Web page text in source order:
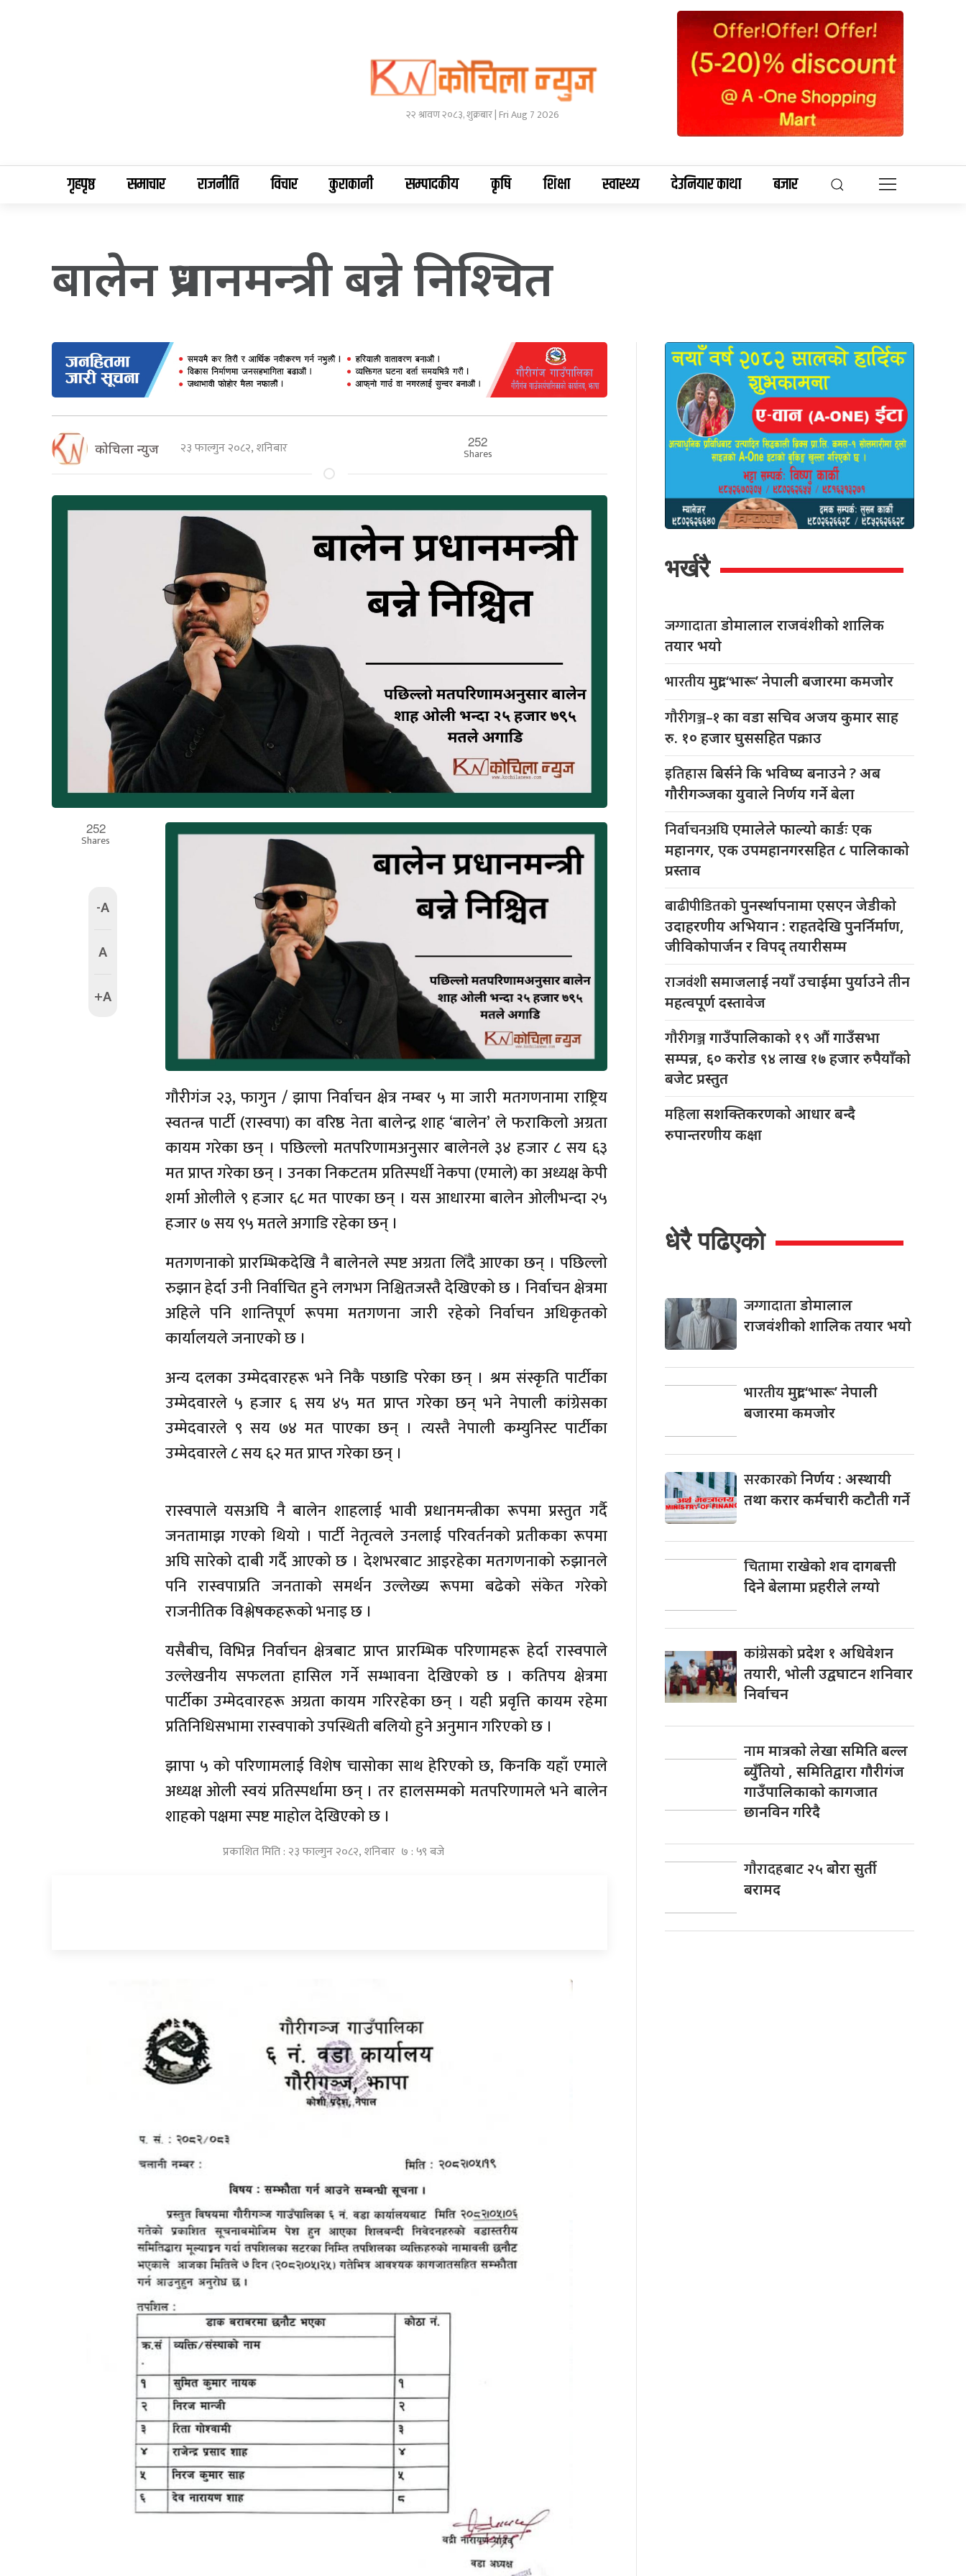
२२ श्रावण २०८३, शुक्रबार | Fri Aug 7 2026
गृहपृष्ठ समाचार राजनीति विचार कुराकानी सम्पादकीय कृषि शिक्षा स्वास्थ्य देउनियार काथा बजार
बालेन प्रधानमन्त्री बन्ने निश्चित
कोचिला न्युज २३ फाल्गुन २०८२, शनिबार 252
Shares
252
Shares
-A
A
+A
गौरीगंज २३, फागुन / झापा निर्वाचन क्षेत्र नम्बर ५ मा जारी मतगणनामा राष्ट्रिय
स्वतन्त्र पार्टी (रास्वपा) का वरिष्ठ नेता बालेन्द्र शाह ‘बालेन’ ले फराकिलो अग्रता
कायम गरेका छन् । पछिल्लो मतपरिणामअनुसार बालेनले ३४ हजार ८ सय ६३
मत प्राप्त गरेका छन् । उनका निकटतम प्रतिस्पर्धी नेकपा (एमाले) का अध्यक्ष केपी
शर्मा ओलीले ९ हजार ६८ मत पाएका छन् । यस आधारमा बालेन ओलीभन्दा २५
हजार ७ सय ९५ मतले अगाडि रहेका छन् ।
मतगणनाको प्रारम्भिकदेखि नै बालेनले स्पष्ट अग्रता लिँदै आएका छन् । पछिल्लो
रुझान हेर्दा उनी निर्वाचित हुने लगभग निश्चितजस्तै देखिएको छ । निर्वाचन क्षेत्रमा
अहिले पनि शान्तिपूर्ण रूपमा मतगणना जारी रहेको निर्वाचन अधिकृतको
कार्यालयले जनाएको छ ।
अन्य दलका उम्मेदवारहरू भने निकै पछाडि परेका छन् । श्रम संस्कृति पार्टीका
उम्मेदवारले ५ हजार ६ सय ४५ मत प्राप्त गरेका छन् भने नेपाली कांग्रेसका
उम्मेदवारले ९ सय ७४ मत पाएका छन् । त्यस्तै नेपाली कम्युनिस्ट पार्टीका
उम्मेदवारले ८ सय ६२ मत प्राप्त गरेका छन् ।
रास्वपाले यसअघि नै बालेन शाहलाई भावी प्रधानमन्त्रीका रूपमा प्रस्तुत गर्दै
जनतामाझ गएको थियो । पार्टी नेतृत्वले उनलाई परिवर्तनको प्रतीकका रूपमा
अघि सारेको दाबी गर्दै आएको छ । देशभरबाट आइरहेका मतगणनाको रुझानले
पनि रास्वपाप्रति जनताको समर्थन उल्लेख्य रूपमा बढेको संकेत गरेको
राजनीतिक विश्लेषकहरूको भनाइ छ ।
यसैबीच, विभिन्न निर्वाचन क्षेत्रबाट प्राप्त प्रारम्भिक परिणामहरू हेर्दा रास्वपाले
उल्लेखनीय सफलता हासिल गर्ने सम्भावना देखिएको छ । कतिपय क्षेत्रमा
पार्टीका उम्मेदवारहरू अग्रता कायम गरिरहेका छन् । यही प्रवृत्ति कायम रहेमा
प्रतिनिधिसभामा रास्वपाको उपस्थिती बलियो हुने अनुमान गरिएको छ ।
झापा ५ को परिणामलाई विशेष चासोका साथ हेरिएको छ, किनकि यहाँ एमाले
अध्यक्ष ओली स्वयं प्रतिस्पर्धामा छन् । तर हालसम्मको मतपरिणामले भने बालेन
शाहको पक्षमा स्पष्ट माहोल देखिएको छ ।
प्रकाशित मिति : २३ फाल्गुन २०८२, शनिबार ७ : ५९ बजे
भर्खरै
जग्गादाताडोमालाल राजवंशीको शालिक
तयार भयो
भारतीयमुद्रा ‘भारू’ नेपाली बजारमा कमजाेर
गौरीगञ्ज–१का वडा सचिव अजय कुमार साह
रु. १० हजार घुससहित पक्राउ
इतिहासबिर्सने कि भविष्य बनाउने ? अब
गौरीगञ्जका युवाले निर्णय गर्ने बेला
निर्वाचनअघिएमालेले फाल्यो कार्डः एक
महानगर, एक उपमहानगरसहित ८ पालिकाको
प्रस्ताव
बाढीपीडितकोपुनर्स्थापनामा एसएन जेडीको
उदाहरणीय अभियान : राहतदेखि पुनर्निर्माण,
जीविकोपार्जन र विपद् तयारीसम्म
राजवंशीसमाजलाई नयाँ उचाईमा पुर्याउने तीन
महत्वपूर्ण दस्तावेज
गौरीगञ्जगाउँपालिकाको १९ औं गाउँसभा
सम्पन्न, ६० करोड ९४ लाख १७ हजार रुपैयाँको
बजेट प्रस्तुत
महिलासशक्तिकरणको आधार बन्दै
रुपान्तरणीय कक्षा
धेरै पढिएको
जग्गादाताडोमालाल
राजवंशीको शालिक तयार भयो
भारतीयमुद्रा ‘भारू’ नेपाली
बजारमा कमजाेर
सरकारकोनिर्णय : अस्थायी
तथा करार कर्मचारी कटौती गर्ने
चितामाराखेको शव दागबत्ती
दिने बेलामा प्रहरीले लग्यो
कांग्रेसकाेप्रदेश १ अधिवेशन
तयारी, भाेली उद्वघाटन शनिवार
निर्वाचन
नाममात्रकाे लेखा समिति बल्ल
ब्युँतियाे , समितिद्वारा गाैरीगंज
गाउँपालिकाकाे कागजात
छानविन गरिदै
गाैरादहबाट २५ बाेेरा सुर्ती
बरामद